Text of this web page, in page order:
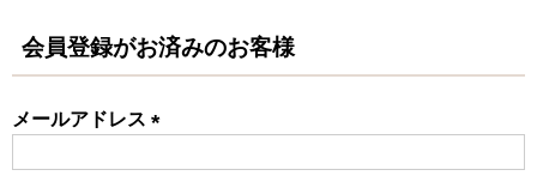
会員登録がお済みのお客様
メールアドレス